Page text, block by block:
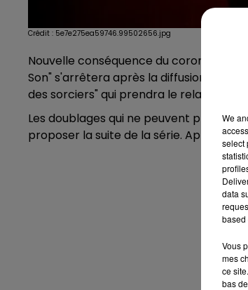
Crédit : 5e7e275ea59746.99502656.jpg
Nouvelle conséquence du coronavirus
Son" s'arrêtera après la diffusion du
des sorciers" qui prendra le relais le 14
Les doublages qui ne peuvent plus
proposer la suite de la série. Après le
We
select
data
based
Vous
mes
ce
bas